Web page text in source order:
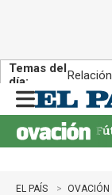
Temas del
día:
n
u
EL PAÍS OVACIÓN